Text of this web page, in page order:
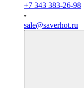
+7 343 383-26-98
sale@saverhot.ru